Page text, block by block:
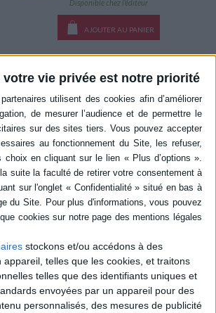
votre vie privée est notre priorité
stockons et/ou accédons à des
appareil, telles que les cookies, et traitons
telles que des identifiants uniques et
envoyées par un appareil pour des
personnalisés, des mesures de publicité
Disponible chez l'éditeur
AJOUTER AU PANIER
Déjeunons sur l'herbe
Auteur : Guillaume Durand
Éditeur :
Présentation de l'oeuvre d'Edouard Manet et
de la modernité de son style. L'auteur ajoute
des anecdotes personnelles sur son parcours
de journaliste et de collectionneur d'art
contemporain. Une quinzaine de personnalités
du monde culturel expliquent ce qu'ils doivent
au peintre. Prix Renaudot essai 2022. ©Electre
29,90 €
*stock limité
AJOUTER AU PANIER